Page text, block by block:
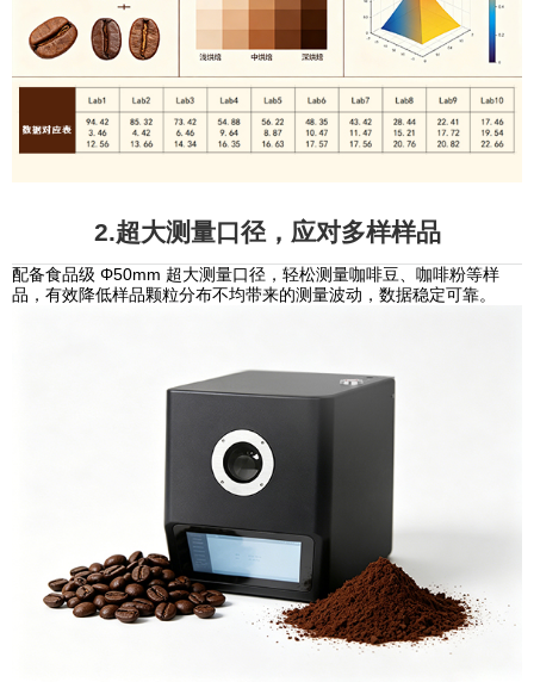
2.超大测量口径，应对多样样品
配备食品级 Φ50mm 超大测量口径，轻松测量咖啡豆、咖啡粉等样
品，有效降低样品颗粒分布不均带来的测量波动，数据稳定可靠。